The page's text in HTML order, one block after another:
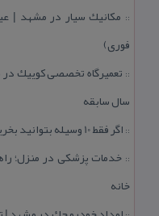
:: مكانیك سیار در مشهد |
فوری)
::
سال سابقه
:: اگر فقط 10 وسیله بتوانید بخرید، اولویت با كدام تجهیزات است؟
:: خدمات پزشكی در منزل؛
خانه